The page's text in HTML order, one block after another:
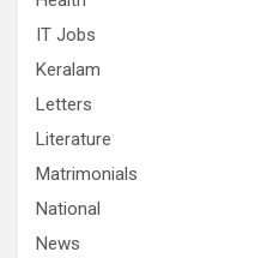
IT Jobs
Keralam
Letters
Literature
Matrimonials
National
News